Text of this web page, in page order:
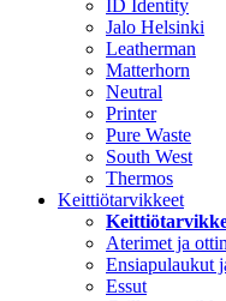
ID Identity
Jalo Helsinki
Leatherman
Matterhorn
Neutral
Printer
Pure Waste
South West
Thermos
Keittiötarvikkeet
Aterimet ja
Ensiapulaukut
Essut